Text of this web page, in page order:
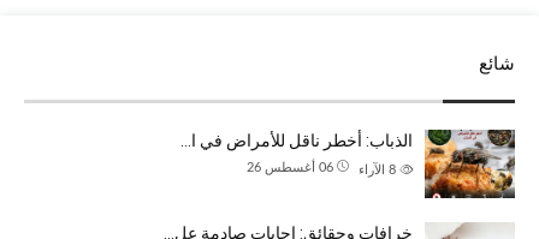
شائع
الذباب: أخطر ناقل للأمراض في ا…
06 أغسطس 26 الآراء
خرافات وحقائق: إجابات صادمة عل…